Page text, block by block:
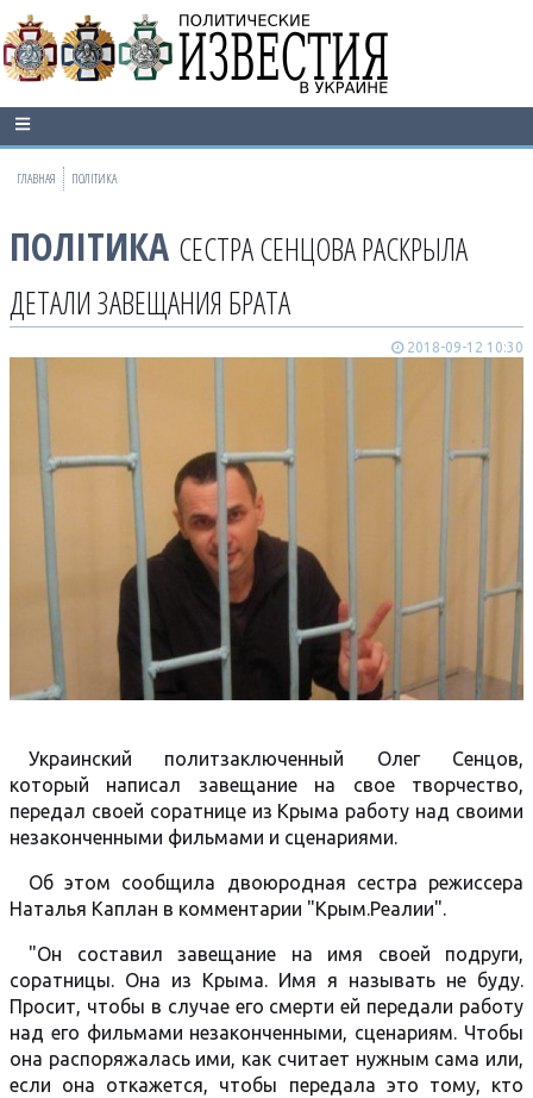
ГЛАВНАЯ ПОЛІТИКА
ПОЛІТИКА СЕСТРА СЕНЦОВА РАСКРЫЛА
ДЕТАЛИ ЗАВЕЩАНИЯ БРАТА
2018-09-12 10:30
Украинский политзаключенный Олег Сенцов,
который написал завещание на свое творчество,
передал своей соратнице из Крыма работу над своими
незаконченными фильмами и сценариями.
Об этом сообщила двоюродная сестра режиссера
Наталья Каплан в комментарии "Крым.Реалии".
"Он составил завещание на имя своей подруги,
соратницы. Она из Крыма. Имя я называть не буду.
Просит, чтобы в случае его смерти ей передали работу
над его фильмами незаконченными, сценариям. Чтобы
она распоряжалась ими, как считает нужным сама или,
если она откажется, чтобы передала это тому, кто